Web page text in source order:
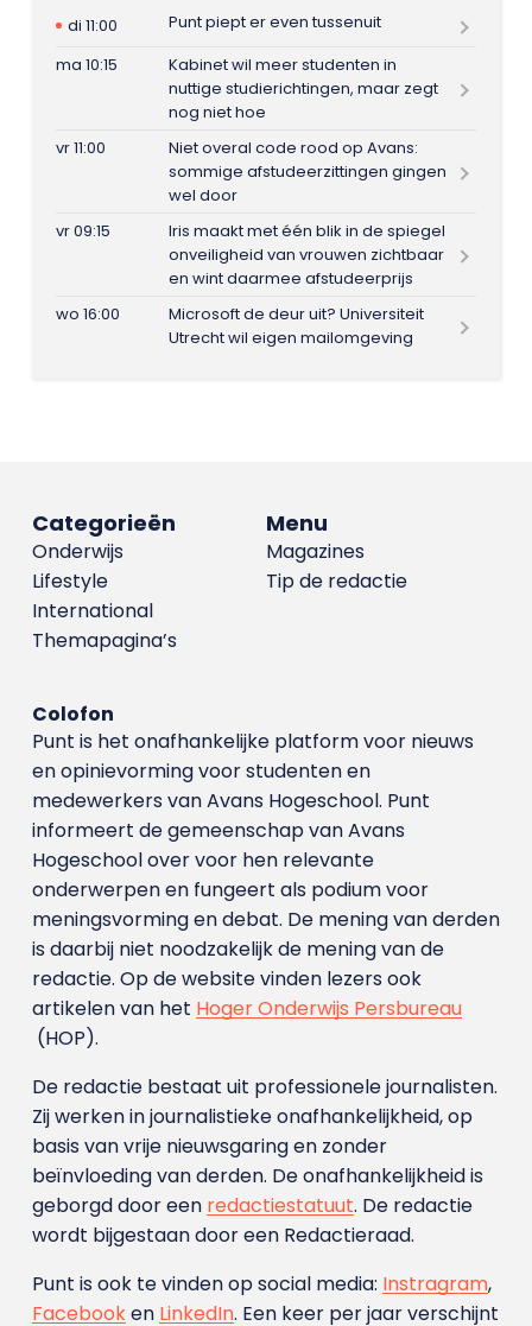
di 11:00
Punt piept er even tussenuit
ma 10:15
Kabinet wil meer studenten in
nuttige studierichtingen, maar zegt
nog niet hoe
vr 11:00
Niet overal code rood op Avans:
sommige afstudeerzittingen gingen
wel door
vr 09:15
Iris maakt met één blik in de spiegel
onveiligheid van vrouwen zichtbaar
en wint daarmee afstudeerprijs
wo 16:00
Microsoft de deur uit? Universiteit
Utrecht wil eigen mailomgeving
Menu
Magazines
Tip de redactie
Categorieën
Onderwijs
Lifestyle
International
Themapagina’s
Colofon
Punt is het onafhankelijke platform voor nieuws
en opinievorming voor studenten en
medewerkers van Avans Hoge­school. Punt
informeert de gemeenschap van Avans
Hogeschool over voor hen relevante
onderwerpen en fungeert als podium voor
meningsvorming en debat. De mening van derden
is daarbij niet noodzakelijk de mening van de
redactie. Op de website vinden lezers ook
artikelen van het Hoger Onderwijs Persbureau
(HOP).
De redactie bestaat uit professionele journalisten.
Zij werken in journalistieke onafhankelijkheid, op
basis van vrije nieuwsgaring en zonder
beïnvloeding van derden. De onafhankelijkheid is
geborgd door een redactiestatuut. De redactie
wordt bijgestaan door een Redactieraad.
Punt is ook te vinden op social media: Instragram,
Facebooken LinkedIn. Een keer per jaar verschijnt